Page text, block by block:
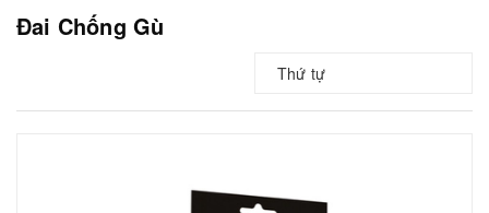
Đai Chống Gù
Thứ tự